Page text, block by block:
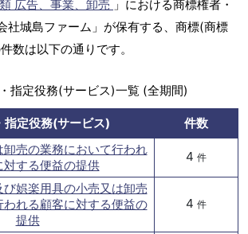
広告、事業、卸売 」における商標権者・
社城島ファーム」が保有する、商標(商標
数は以下の通りです。
指定役務(サービス)一覧 (全期間)
指定役務(サービス)
件数
売の業務において行われ
対する便益の提供
4 件
娯楽用具の小売又は卸売
れる顧客に対する便益の
提供
4 件